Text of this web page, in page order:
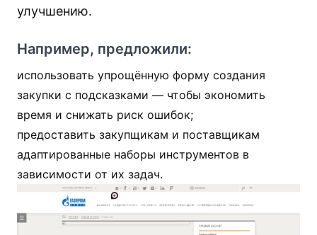
улучшению.
Например, предложили:
использовать упрощённую форму создания
закупки с подсказками — чтобы экономить
время и снижать риск ошибок;
предоставить закупщикам и поставщикам
адаптированные наборы инструментов в
зависимости от их задач.